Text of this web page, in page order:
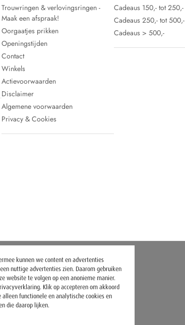
Trouwringen & verlovingsringen -
Maak een afspraak!
Oorgaatjes prikken
Openingstijden
Contact
Winkels
Actievoorwaarden
Disclaimer
Algemene voorwaarden
Privacy & Cookies
Cadeaus 150,- tot 250,-
Cadeaus 250,- tot 500,-
Cadeaus > 500,-
kunnen we content en advertenties
nuttige advertenties zien. Daarom gebruiken
website te volgen op een anonieme manier.
Klik op accepteren om akkoord
alleen functionele en analytische cookies en
die daarop lijken.